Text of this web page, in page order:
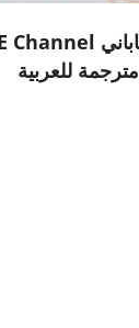
مترجمة للعربية